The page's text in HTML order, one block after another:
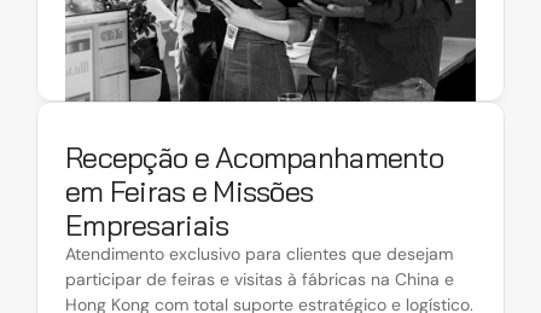
Recepção e Acompanhamento
em Feiras e Missões
Empresariais
Atendimento exclusivo para clientes que desejam
participar de feiras e visitas à fábricas na China e
Hong Kong com total suporte estratégico e logístico.